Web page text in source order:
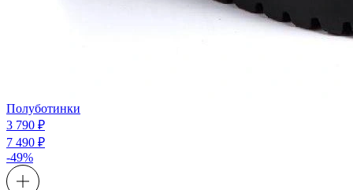
Полуботинки
3 790 ₽
7 490 ₽
-49%